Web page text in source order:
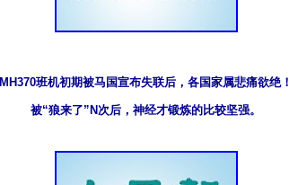
MH370班机初期被马国宣布失联后，各国家属悲痛欲绝！
被“狼来了”N次后，神经才锻炼的比较坚强。